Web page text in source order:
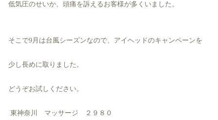
低気圧のせいか、頭痛を訴えるお客様が多くいました。
そこで9月は台風シーズンなので、アイヘッドのキャンペーンを
少し長めに取りました。
どうぞお試しください。
東神奈川 マッサージ ２９８０